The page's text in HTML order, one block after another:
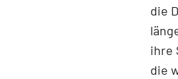
die
ihre
die